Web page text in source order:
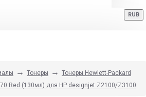
RUB
Тонеры
Тонеры Hewlett-Packard
Red (130мл) для HP designjet Z2100/Z3100